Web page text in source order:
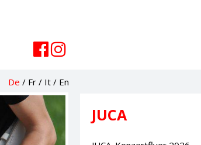
De / Fr / It / En
JUCA